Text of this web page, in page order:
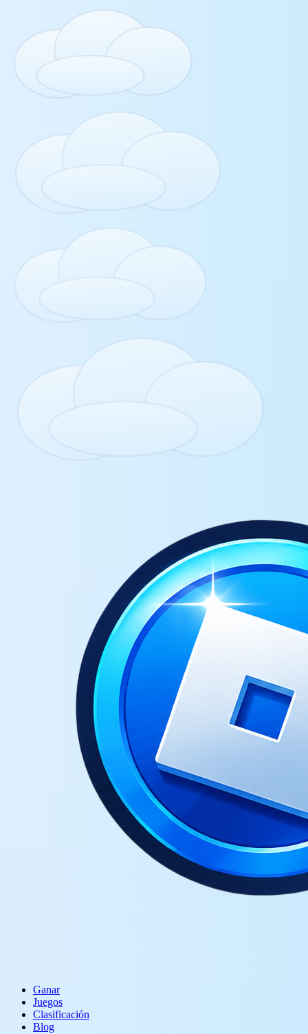
Ganar
Juegos
Clasificación
Blog